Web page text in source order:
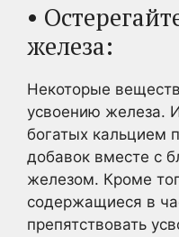
•
железа:
Некоторые
усвоению железа.
богатых кальцием
добавок вместе с
железом. Кроме
содержащиеся в
препятствовать